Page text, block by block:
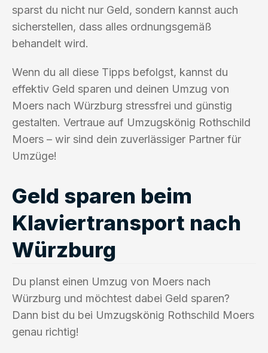
sparst du nicht nur Geld, sondern kannst auch
sicherstellen, dass alles ordnungsgemäß
behandelt wird.
Wenn du all diese Tipps befolgst, kannst du
effektiv Geld sparen und deinen Umzug von
Moers nach Würzburg stressfrei und günstig
gestalten. Vertraue auf Umzugskönig Rothschild
Moers – wir sind dein zuverlässiger Partner für
Umzüge!
Geld sparen beim
Klaviertransport nach
Würzburg
Du planst einen Umzug von Moers nach
Würzburg und möchtest dabei Geld sparen?
Dann bist du bei Umzugskönig Rothschild Moers
genau richtig!